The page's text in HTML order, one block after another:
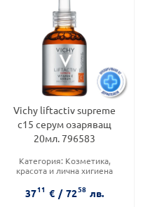
Vichy liftactiv supreme
c15 серум озаряващ
20мл. 796583
Категория: Козметика,
красота и лична хигиена
Дермокозметика
Форма на продукта:серум
3711 € / 7258 лв.